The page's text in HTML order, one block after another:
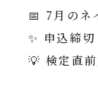
📅 7月のネ
✨ 申込締
💡 検定直